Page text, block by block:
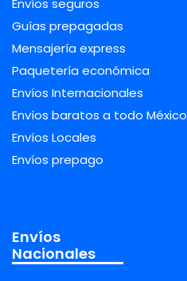
Envíos seguros
Guías prepagadas
Mensajería express
Paquetería económica
Envíos Internacionales
Envíos baratos a todo México
Envíos Locales
Envíos prepago
Envíos
Nacionales